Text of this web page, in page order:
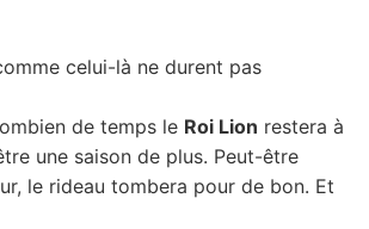
celui-là ne durent pas
de temps le Roi Lion restera à
une saison de plus. Peut-être
le rideau tombera pour de bon. Et